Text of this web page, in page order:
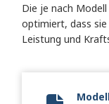
Die je nach
optimiert, dass sie
Leistung und